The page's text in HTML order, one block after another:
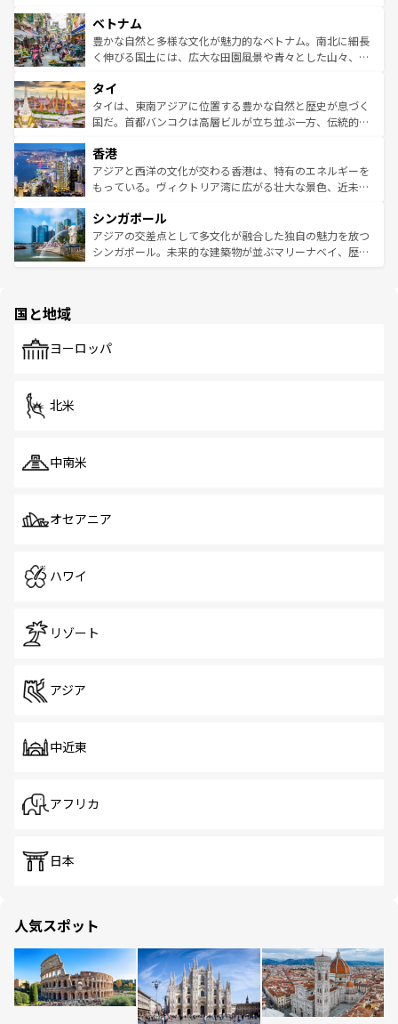
参照してほしい。
容にもいいと評判のスイーツなど、バラエティ豊かな料理
が味わえる。 なお、新着の台湾情報は コンテンツ一覧を参
照してほしい。
き、地方に足を延ばせば四季折々の自然美を楽しむことが
できる。そして、キムチや焼肉、絶品のストリートフード
まで、さまざまな韓国料理が待っている。夜には、韓国な
リティに包まれながら、韓国の多彩な魅力を心ゆくまで味
わってみてほしい。 なお、新着の韓国情報はコンテンツ一
覧を参照してほしい。
ベトナム
豊かな自然と多様な文化が魅力的なベトナム。南北に細長
く伸びる国土には、広大な田園風景や青々とした山々、世
急速な発展と共に伝統が息づく。ハノイの古い町並みやホ
ーチミン市のフランス統治時代の建物も、独特の雰囲気を
醸し出している。また、バラエティの豊かさとおいしさで
とつ。フォーやバインミー、ベトナムコーヒーなどは、ぜ
ひ現地で味わいたい。どの地域を訪れてもあたたかい人々
が旅行者を迎えてくれるので、きっと忘れられない旅にな
参照してほしい。
タイ
タイは、東南アジアに位置する豊かな自然と歴史が息づく
国だ。首都バンコクは高層ビルが立ち並ぶ一方、伝統的な
の活気が交差している。北部ではチェンマイなどの山岳地
帯で自然と触れ合い、南部ではプーケットやクラビの美し
いビーチでリゾート気分を楽しむことができる。タイ料理
激する。気候は一年中温暖で、どの季節にも異なる楽しみ
が待っている。親しみやすいタイの人々、仏教を中心とし
た文化、そして多様な観光資源が、訪れる旅人を魅了し続
香港
アジアと西洋の文化が交わる香港は、特有のエネルギーを
もっている。ヴィクトリア湾に広がる壮大な景色、近未来
み、どこを訪れても感動するはず。観光スポットが密集し
ており、効率よく見どころを回れるのも魅力。息をのむよ
うな絶景から文化的な体験まで、香港を存分に楽しみ尽く
シンガポール
アジアの交差点として多文化が融合した独自の魅力を放つ
シンガポール。未来的な建築物が並ぶマリーナベイ、歴史
で、ホーカーズは地元の風情を楽しめる外せないスポット
国と地域
ヨーロッパ
北米
中南米
オセアニア
ハワイ
リゾート
アジア
中近東
アフリカ
日本
人気スポット